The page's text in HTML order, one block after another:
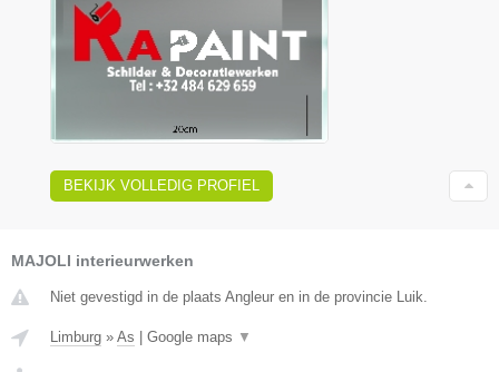
BEKIJK VOLLEDIG PROFIEL
MAJOLI interieurwerken
Niet gevestigd in de plaats Angleur en in de provincie Luik.
Limburg » As Google maps ▼